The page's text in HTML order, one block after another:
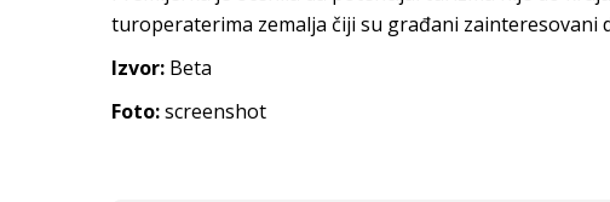
turoperaterima zemalja čiji su građani zainteresovani
Izvor: Beta
Foto:screenshot